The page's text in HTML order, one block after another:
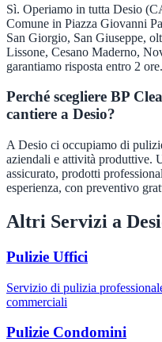
Sì. Operiamo in tutta Desio
Comune in Piazza Giovanni
San Giorgio, San Giuseppe,
Lissone, Cesano Maderno,
garantiamo risposta entro 2 ore.
Perché scegliere BP
cantiere a Desio?
A Desio ci occupiamo di
aziendali e attività produttive.
assicurato, prodotti
esperienza, con preventivo
Altri Servizi a
Pulizie Uffici
Servizio di pulizia
commerciali
Pulizie Condomini